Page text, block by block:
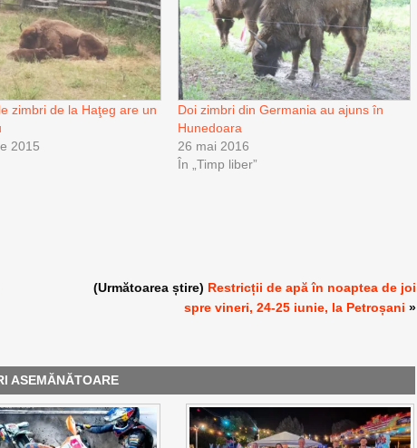
zimbri de la Haţeg are un
2015
Doi zimbri din Germania au ajuns în
Hunedoara
26 mai 2016
În „Timp liber”
(Următoarea știre) Restricții de apă în noaptea de joi
spre vineri, 24-25 iunie, la Petroșani »
ASEMĂNĂTOARE